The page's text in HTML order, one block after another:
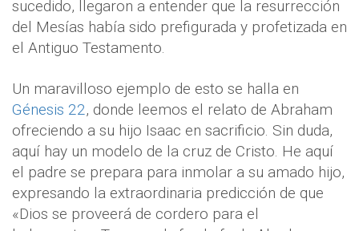
sucedido, llegaron a entender que la resurrección
del Mesías había sido prefigurada y profetizada en
el Antiguo Testamento.
Un maravilloso ejemplo de esto se halla en
Génesis 22, donde leemos el relato de Abraham
ofreciendo a su hijo Isaac en sacrificio. Sin duda,
aquí hay un modelo de la cruz de Cristo. He aquí
el padre se prepara para inmolar a su amado hijo,
expresando la extraordinaria predicción de que
«Dios se proveerá de cordero para el